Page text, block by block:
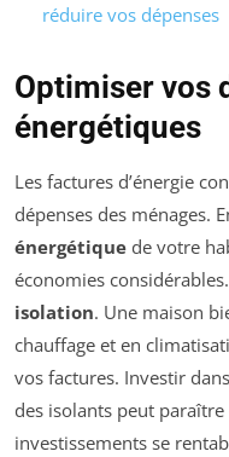
réduire vos dépenses
Optimiser vos
énergétiques
Les factures d’énergie
dépenses des ménages.
énergétique de votre
économies
isolation. Une maison
chauffage et en
vos factures. Investir
des isolants peut
investissements se